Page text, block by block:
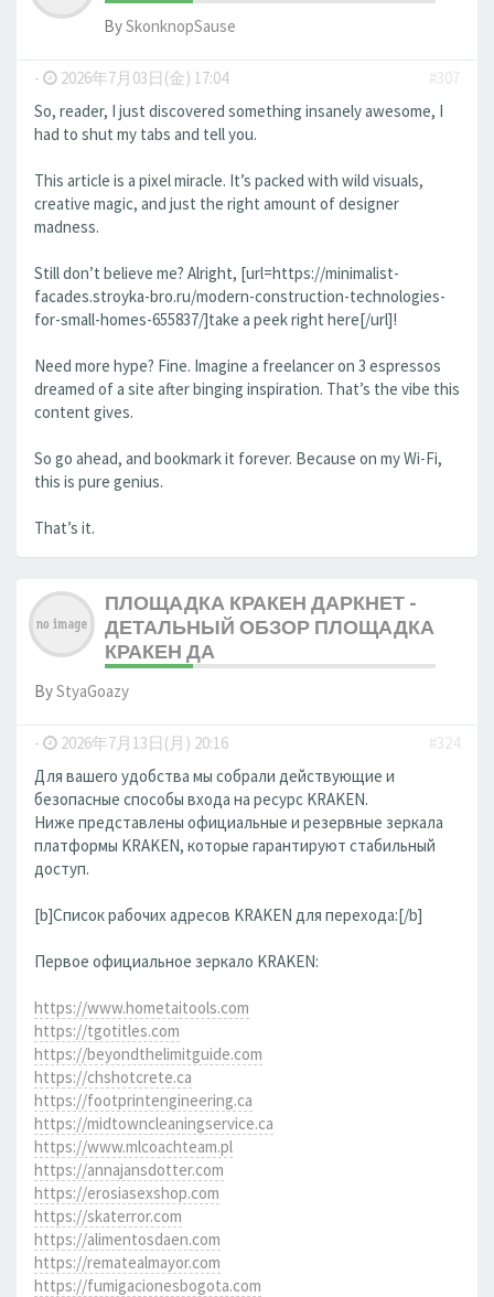
BySkonknopSause
- 2026年7月03日(金) 17:04
#307
So, reader, I just discovered something insanely awesome, I
had to shut my tabs and tell you.
This article is a pixel miracle. It’s packed with wild visuals,
creative magic, and just the right amount of designer
madness.
Still don’t believe me? Alright, [url=https://minimalist-
facades.stroyka-bro.ru/modern-construction-technologies-
for-small-homes-655837/]take a peek right here[/url]!
Need more hype? Fine. Imagine a freelancer on 3 espressos
dreamed of a site after binging inspiration. That’s the vibe this
content gives.
So go ahead, and bookmark it forever. Because on my Wi-Fi,
this is pure genius.
That’s it.
ПЛОЩАДКА КРАКЕН ДАРКНЕТ -
ДЕТАЛЬНЫЙ ОБЗОР ПЛОЩАДКА
КРАКЕН ДА
ByStyaGoazy
- 2026年7月13日(月) 20:16
#324
Для вашего удобства мы собрали действующие и
безопасные способы входа на ресурс KRAKEN.
Ниже представлены официальные и резервные зеркала
платформы KRAKEN, которые гарантируют стабильный
доступ.
[b]Список рабочих адресов KRAKEN для перехода:[/b]
Первое официальное зеркало KRAKEN:
https://www.hometaitools.com
https://tgotitles.com
https://beyondthelimitguide.com
https://chshotcrete.ca
https://footprintengineering.ca
https://midtowncleaningservice.ca
https://www.mlcoachteam.pl
https://annajansdotter.com
https://erosiasexshop.com
https://skaterror.com
https://alimentosdaen.com
https://rematealmayor.com
https://fumigacionesbogota.com